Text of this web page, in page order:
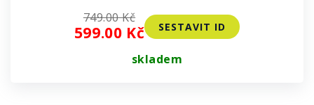
599.00 Kč
749.00 Kč
SESTAVIT ID
skladem